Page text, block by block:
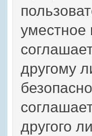
уместное
другому
другого